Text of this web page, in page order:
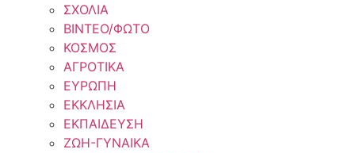
ΣΧΟΛΙΑ
ΒΙΝΤΕΟ/ΦΩΤΟ
ΚΟΣΜΟΣ
ΑΓΡΟΤΙΚΑ
ΕΥΡΩΠΗ
ΕΚΚΛΗΣΙΑ
ΕΚΠΑΙΔΕΥΣΗ
ΖΩΗ-ΓΥΝΑΙΚΑ